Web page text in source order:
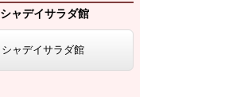
シャデイサラダ館
シャデイサラダ館